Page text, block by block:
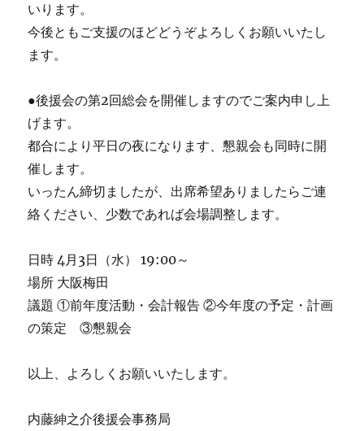
いります。
今後ともご支援のほどどうぞよろしくお願いいたし
ます。
●後援会の第2回総会を開催しますのでご案内申し上
げます。
都合により平日の夜になります、懇親会も同時に開
催します。
いったん締切ましたが、出席希望ありましたらご連
絡ください、少数であれば会場調整します。
日時 4月3日（水） 19:00～
場所 大阪梅田
議題 ①前年度活動・会計報告 ②今年度の予定・計画
の策定 ③懇親会
以上、よろしくお願いいたします。
内藤紳之介後援会事務局